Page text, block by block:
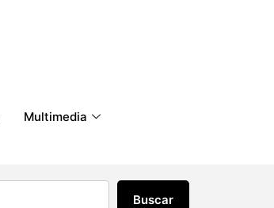
Multimedia
Buscar